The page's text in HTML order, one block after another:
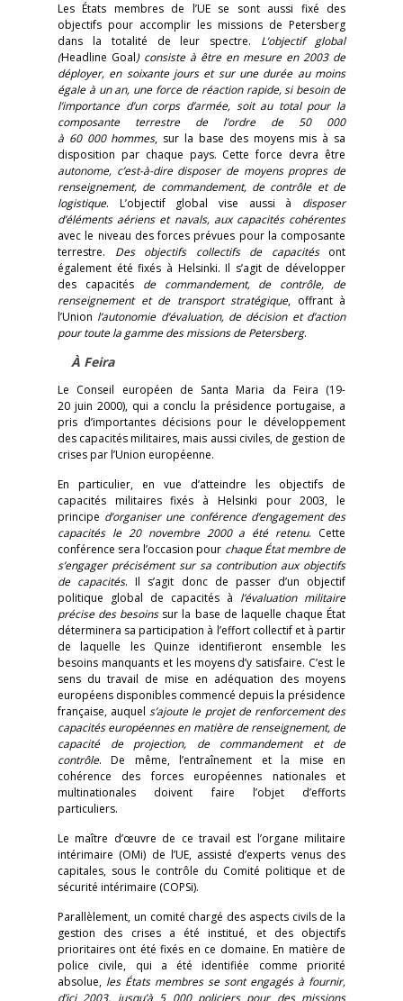
Les États membres de l’UE se sont aussi fixé des
objectifs pour accomplir les missions de Petersberg
dans la totalité de leur spectre. L’objectif global
(Headline Goal) consiste à être en mesure en 2003 de
déployer, en soixante jours et sur une durée au moins
égale à un an, une force de réaction rapide, si besoin de
l’importance d’un corps d’armée, soit au total pour la
composante terrestre de l’ordre de 50 000
à 60 000 hommes, sur la base des moyens mis à sa
disposition par chaque pays. Cette force devra être
autonome, c’est-à-dire disposer de moyens propres de
renseignement, de commandement, de contrôle et de
logistique. L’objectif global vise aussi à disposer
d’éléments aériens et navals, aux capacités cohérentes
avec le niveau des forces prévues pour la composante
terrestre. Des objectifs collectifs de capacitésont
également été fixés à Helsinki. Il s’agit de développer
des capacités de commandement, de contrôle, de
renseignement et de transport stratégique, offrant à
l’Union l’autonomie d’évaluation, de décision et d’action
pour toute la gamme des missions de Petersberg.
À Feira
Le Conseil européen de Santa Maria da Feira (19-
20 juin 2000), qui a conclu la présidence portugaise, a
pris d’importantes décisions pour le développement
des capacités militaires, mais aussi civiles, de gestion de
crises par l’Union européenne.
En particulier, en vue d’atteindre les objectifs de
capacités militaires fixés à Helsinki pour 2003, le
principe d’organiser une conférence d’engagement des
capacités le 20 novembre 2000 a été retenu. Cette
conférence sera l’occasion pour chaque État membre de
s’engager précisément sur sa contribution aux objectifs
de capacités. Il s’agit donc de passer d’un objectif
politique global de capacités à l’évaluation militaire
précise des besoinssur la base de laquelle chaque État
déterminera sa participation à l’effort collectif et à partir
de laquelle les Quinze identifieront ensemble les
besoins manquants et les moyens d’y satisfaire. C’est le
sens du travail de mise en adéquation des moyens
européens disponibles commencé depuis la présidence
française, auquels’ajoute le projet de renforcement des
capacités européennes en matière de renseignement, de
capacité de projection, de commandement et de
contrôle. De même, l’entraînement et la mise en
cohérence des forces européennes nationales et
multinationales doivent faire l’objet d’efforts
particuliers.
Le maître d’œuvre de ce travail est l’organe militaire
intérimaire (OMi) de l’UE, assisté d’experts venus des
capitales, sous le contrôle du Comité politique et de
sécurité intérimaire (COPSi).
Parallèlement, un comité chargé des aspects civils de la
gestion des crises a été institué, et des objectifs
prioritaires ont été fixés en ce domaine. En matière de
police civile, qui a été identifiée comme priorité
absolue, les États membres se sont engagés à fournir,
d’ici 2003, jusqu’à 5 000 policiers pour des missions